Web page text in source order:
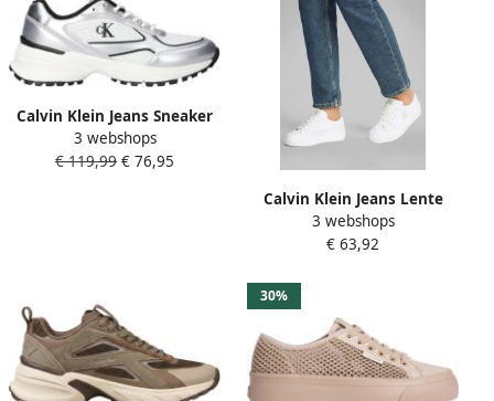
Calvin Klein Jeans Sneaker
met contrasterende
afwerking model 'HIKE
3 webshops
€ 119,99 € 76,95
Calvin Klein Jeans Lente
Zomer Dames Sneakers
Collectie White Dames
3 webshops
€ 63,92
30%